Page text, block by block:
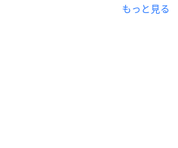
もっと見る